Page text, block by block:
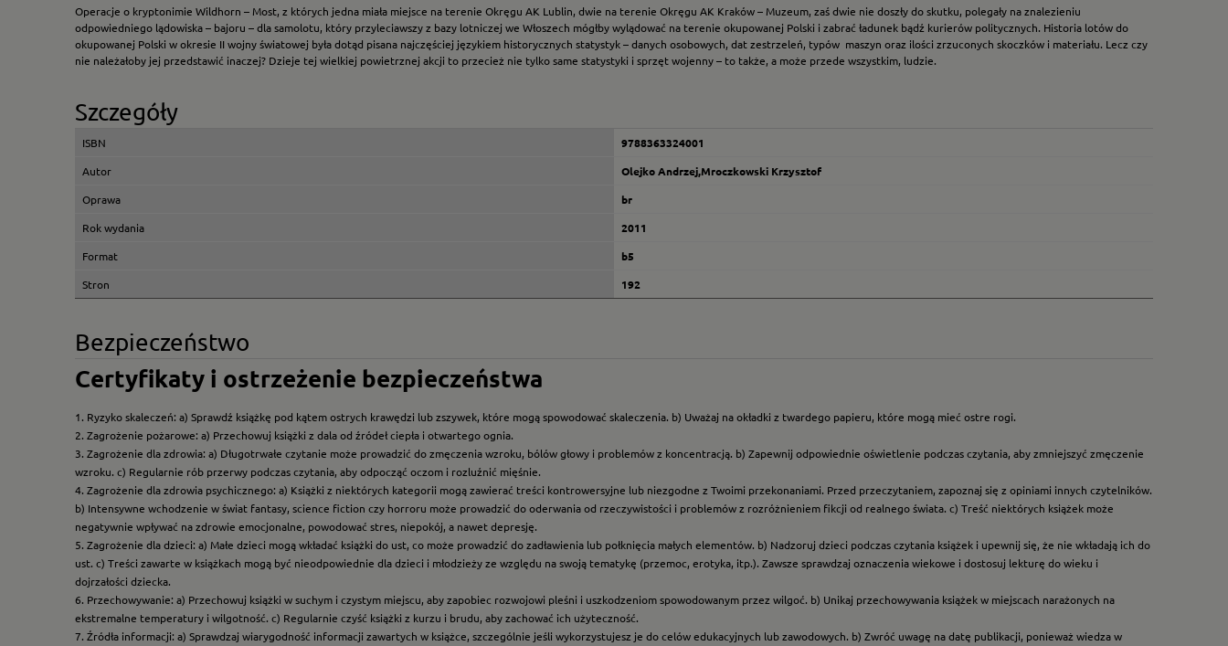
Operacje o kryptonimie Wildhorn – Most, z których jedna miała miejsce na terenie Okręgu AK Lublin, dwie na terenie Okręgu AK Kraków – Muzeum, zaś dwie nie doszły do skutku, polegały na znalezieniu
odpowiedniego lądowiska – bajoru – dla samolotu, który przyleciawszy z bazy lotniczej we Włoszech mógłby wylądować na terenie okupowanej Polski i zabrać ładunek bądź kurierów politycznych. Historia lotów do
okupowanej Polski w okresie II wojny światowej była dotąd pisana najczęściej językiem historycznych statystyk – danych osobowych, dat zestrzeleń, typów maszyn oraz ilości zrzuconych skoczków i materiału. Lecz czy
nie należałoby jej przedstawić inaczej? Dzieje tej wielkiej powietrznej akcji to przecież nie tylko same statystyki i sprzęt wojenny – to także, a może przede wszystkim, ludzie.
Szczegóły
ISBN
9788363324001
Autor
Olejko Andrzej,Mroczkowski Krzysztof
Oprawa
br
Rok wydania
2011
Format
b5
Stron
192
Bezpieczeństwo
Certyfikaty i ostrzeżenie bezpieczeństwa
1. Ryzyko skaleczeń: a) Sprawdź książkę pod kątem ostrych krawędzi lub zszywek, które mogą spowodować skaleczenia. b) Uważaj na okładki z twardego papieru, które mogą mieć ostre rogi.
2. Zagrożenie pożarowe: a) Przechowuj książki z dala od źródeł ciepła i otwartego ognia.
3. Zagrożenie dla zdrowia: a) Długotrwałe czytanie może prowadzić do zmęczenia wzroku, bólów głowy i problemów z koncentracją. b) Zapewnij odpowiednie oświetlenie podczas czytania, aby zmniejszyć zmęczenie
wzroku. c) Regularnie rób przerwy podczas czytania, aby odpocząć oczom i rozluźnić mięśnie.
4. Zagrożenie dla zdrowia psychicznego: a) Książki z niektórych kategorii mogą zawierać treści kontrowersyjne lub niezgodne z Twoimi przekonaniami. Przed przeczytaniem, zapoznaj się z opiniami innych czytelników.
b) Intensywne wchodzenie w świat fantasy, science fiction czy horroru może prowadzić do oderwania od rzeczywistości i problemów z rozróżnieniem fikcji od realnego świata. c) Treść niektórych książek może
negatywnie wpływać na zdrowie emocjonalne, powodować stres, niepokój, a nawet depresję.
5. Zagrożenie dla dzieci: a) Małe dzieci mogą wkładać książki do ust, co może prowadzić do zadławienia lub połknięcia małych elementów. b) Nadzoruj dzieci podczas czytania książek i upewnij się, że nie wkładają ich do
ust. c) Treści zawarte w książkach mogą być nieodpowiednie dla dzieci i młodzieży ze względu na swoją tematykę (przemoc, erotyka, itp.). Zawsze sprawdzaj oznaczenia wiekowe i dostosuj lekturę do wieku i
dojrzałości dziecka.
6. Przechowywanie: a) Przechowuj książki w suchym i czystym miejscu, aby zapobiec rozwojowi pleśni i uszkodzeniom spowodowanym przez wilgoć. b) Unikaj przechowywania książek w miejscach narażonych na
ekstremalne temperatury i wilgotność. c) Regularnie czyść książki z kurzu i brudu, aby zachować ich użyteczność.
7. Źródła informacji: a) Sprawdzaj wiarygodność informacji zawartych w książce, szczególnie jeśli wykorzystujesz je do celów edukacyjnych lub zawodowych. b) Zwróć uwagę na datę publikacji, ponieważ wiedza w